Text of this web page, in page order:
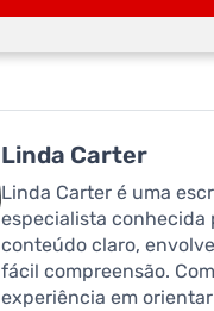
Linda Carter
Linda Carter é uma
especialista conhecida
conteúdo claro,
fácil compreensão.
experiência em